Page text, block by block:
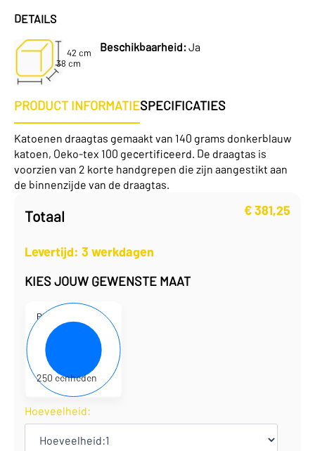
DETAILS
42 cm
38 cm
Beschikbaarheid:Ja
PRODUCT INFORMATIESPECIFICATIES
Katoenen draagtas gemaakt van 140 grams donkerblauw
katoen, Oeko-tex 100 gecertificeerd. De draagtas is
voorzien van 2 korte handgrepen die zijn aangestikt aan
de binnenzijde van de draagtas.
Totaal €381,25
Levertijd: 3 werkdagen
KIES JOUW GEWENSTE MAAT
P101931-11
38 x 42 cm
1,53 per eenheid
381,25 per doos
250 eenheden
Hoeveelheid: